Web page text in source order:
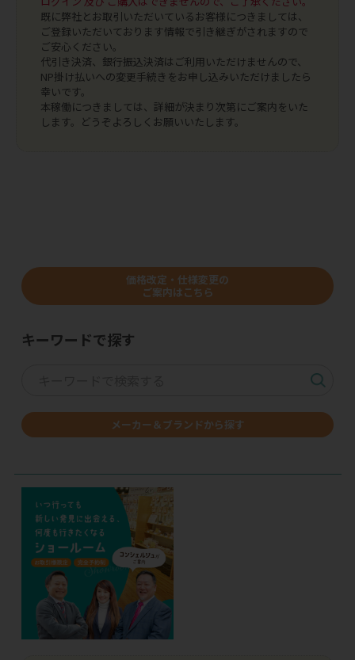
既に弊社とお取引いただいているお客様につきましては、
ご登録いただいております情報で引き継ぎがされますので
ご安心ください。
代引き決済、銀行振込決済はご利用いただけませんので、
NP掛け払いへの変更手続きをお申し込みいただけましたら
幸いです。
本稼働につきましては、詳細が決まり次第にご案内をいた
します。どうぞよろしくお願いいたします。
価格改定・仕様変更の
ご案内はこちら
キーワードで探す
メーカー＆ブランドから探す